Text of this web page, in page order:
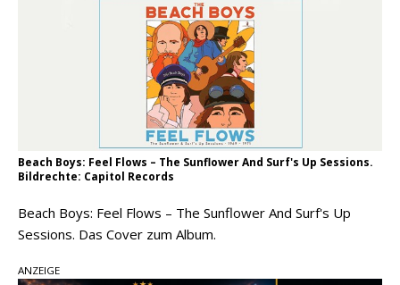
Beach Boys: Feel Flows – The Sunflower And Surf's Up Sessions.
Bildrechte: Capitol Records
Beach Boys: Feel Flows – The Sunflower And Surf's Up
Sessions. Das Cover zum Album.
ANZEIGE